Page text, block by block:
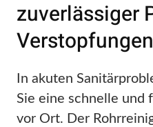
zuverlässiger
Verstopfungen
In akuten
Sie eine schnelle und
vor Ort. Der